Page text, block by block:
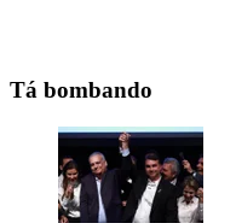
Tá bombando